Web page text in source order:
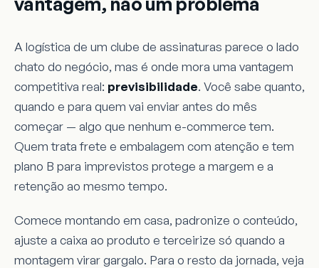
A logística de um clube de assinaturas parece o lado
chato do negócio, mas é onde mora uma vantagem
competitiva real: previsibilidade. Você sabe quanto,
quando e para quem vai enviar antes do mês
começar — algo que nenhum e-commerce tem.
Quem trata frete e embalagem com atenção e tem
plano B para imprevistos protege a margem e a
retenção ao mesmo tempo.
Comece montando em casa, padronize o conteúdo,
ajuste a caixa ao produto e terceirize só quando a
montagem virar gargalo. Para o resto da jornada, veja